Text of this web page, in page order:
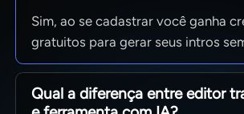
Sim, ao se cadastrar você ganha
gratuitos para gerar seus intros
Qual a diferença entre editor